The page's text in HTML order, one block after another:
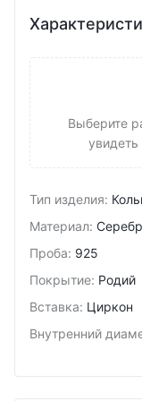
Выберите
Тип изделия:
Материал:
Проба: 925
Покрытие: Родий
Вставка: Циркон
Внутренний